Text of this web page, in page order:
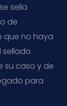
sella
de
que no haya
sellado
su caso y de
para